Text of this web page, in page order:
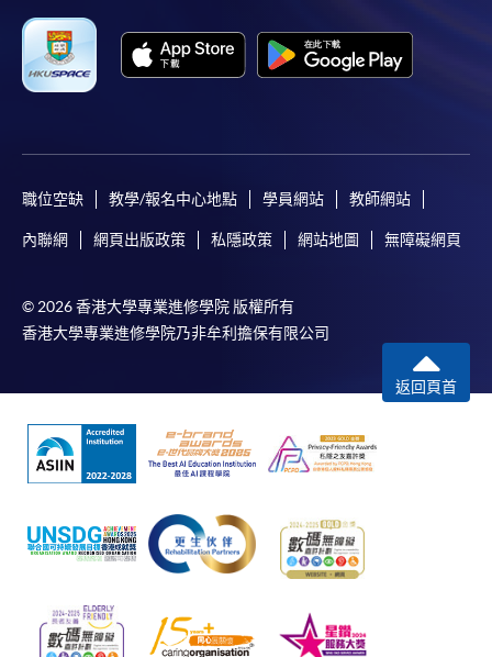
職位空缺 教學/報名中心地點 學員網站 教師網站
內聯網 網頁出版政策 私隱政策 網站地圖 無障礙網頁
© 2026 香港大學專業進修學院 版權所有
香港大學專業進修學院乃非牟利擔保有限公司
返回頁首